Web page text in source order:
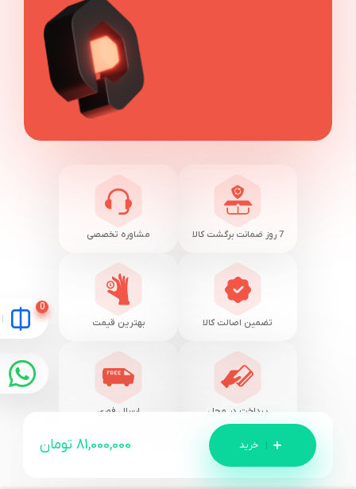
7 روز ضمانت برگشت کالا مشاوره تخصصی
تضمین اصالت کالا بهترین قیمت
پرداخت در محل ارسال فوری
81,000,000 تومان